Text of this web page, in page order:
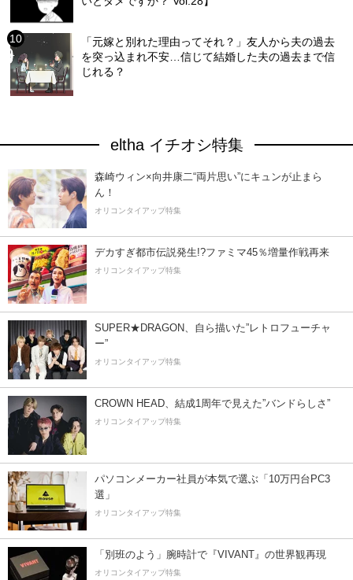
「元嫁と別れた理由ってそれ？」友人から夫の過去
を突っ込まれ不安…信じて結婚した夫の過去まで信
じれる？
eltha イチオシ特集
森崎ウィン×向井康二“両片思い”にキュンが止まら
ん！
オリコンタイアップ特集
デカすぎ都市伝説発生!?ファミマ45％増量作戦再来
オリコンタイアップ特集
SUPER★DRAGON、自ら描いた”レトロフューチャ
ー”
オリコンタイアップ特集
CROWN HEAD、結成1周年で見えた”バンドらしさ”
オリコンタイアップ特集
パソコンメーカー社員が本気で選ぶ「10万円台PC3
選」
オリコンタイアップ特集
「別班のよう」腕時計で『VIVANT』の世界観再現
オリコンタイアップ特集